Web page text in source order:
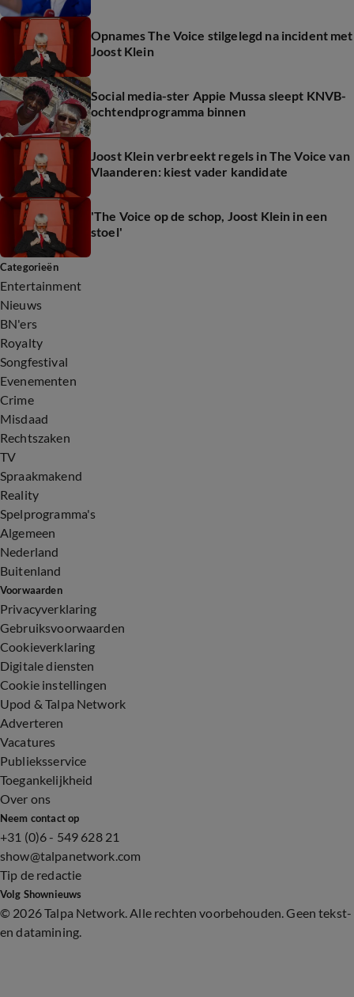
Opnames The Voice stilgelegd na incident met
Joost Klein
Social media-ster Appie Mussa sleept KNVB-
ochtendprogramma binnen
Joost Klein verbreekt regels in The Voice van
Vlaanderen: kiest vader kandidate
'The Voice op de schop, Joost Klein in een
stoel'
Categorieën
Entertainment
Nieuws
BN'ers
Royalty
Songfestival
Evenementen
Crime
Misdaad
Rechtszaken
TV
Spraakmakend
Reality
Spelprogramma's
Algemeen
Nederland
Buitenland
Voorwaarden
Privacyverklaring
Gebruiksvoorwaarden
Cookieverklaring
Digitale diensten
Cookie instellingen
Upod & Talpa Network
Adverteren
Vacatures
Publieksservice
Toegankelijkheid
Over ons
Neem contact op
+31 (0)6 - 549 628 21
show@talpanetwork.com
Tip de redactie
Volg Shownieuws
© 2026 Talpa Network. Alle rechten voorbehouden. Geen tekst-
en datamining.